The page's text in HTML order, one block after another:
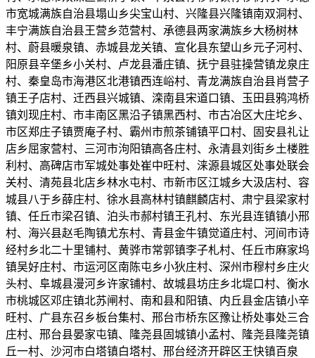
市宽城满族自治县塌山乡尖宝山村、兴隆县兴隆镇南双洞村、
丰宁满族自治县王营乡范营村、承德县两家满族乡大杨树林
村、蔚县暖泉镇、赤城县龙关镇、宣化县东望山乡元子河村、
阳原县辛堡乡小关村、卢龙县潘庄镇、抚宁县驻操营镇龙泉庄
村、秦皇岛市海港区北港镇西连峪村、青龙满族自治县肖营子
镇王子店村、迁西县兴城镇、滦南县宋道口镇、玉田县鸦鸿桥
镇刘现庄村、市丰南区黑沿子镇黑西村、市古冶区大庄坨乡、
市区郑庄子镇贾庵子村、霸州市煎茶铺镇平口村、固安县礼让
店乡屈家营村、三河市泃阳镇高各庄村、永清县刘街乡土楼胜
利村、高碑店市军城处事处崔中旺村、涞源县城区处事处联会
关村、清苑县北店乡林水屯村、市新市区江城乡大汲店村、容
城县八于乡薛庄村、徐水县高林村镇麒麟店村、肃宁县梁家村
镇、任丘市梁召镇、泊头市郝村镇王孔村、东光县连镇镇小邢
村、海兴县赵毛陶镇尤东村、青县金牛镇觉道庄村、河间市诗
经村乡北二十里铺村、黄骅市常郭镇李子札村、任丘市麻家坞
镇吴好庄村、市运河区南陈屯乡小狄庄村、深州市穆村乡庄火
头村、阜城县漫河乡许家铺村、故城县坊庄乡北堤口村、衡水
市桃城区邓庄镇北苏闸村、南和县和阳镇、内丘县金店镇小辛
旺村、广县东召乡板台集村、邢台市桥东区豫让桥处事处三合
庄村、邢台县晏家屯镇、隆尧县固城镇小孟村、隆尧县隆尧镇
丘一村、沙河市白塔镇白塔村、邢台经济开辟区王快镇百泉